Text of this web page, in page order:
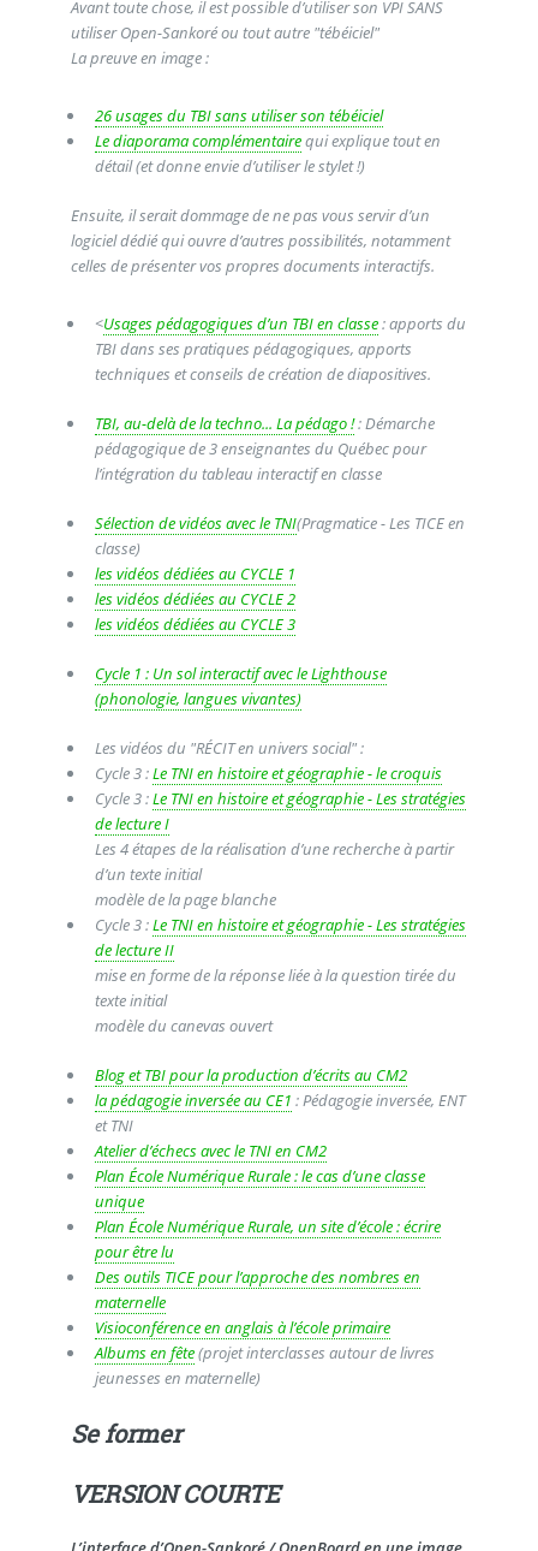
Avant toute chose, il est possible d’utiliser son VPI SANS
utiliser Open-Sankoré ou tout autre "tébéiciel"
La preuve en image :
26 usages du TBI sans utiliser son tébéiciel
Le diaporama complémentairequi explique tout en
détail (et donne envie d’utiliser le stylet !)
Ensuite, il serait dommage de ne pas vous servir d’un
logiciel dédié qui ouvre d’autres possibilités, notamment
celles de présenter vos propres documents interactifs.
<Usages pédagogiques d’un TBI en classe: apports du
TBI dans ses pratiques pédagogiques, apports
techniques et conseils de création de diapositives.
TBI, au-delà de la techno... La pédago !: Démarche
pédagogique de 3 enseignantes du Québec pour
l’intégration du tableau interactif en classe
Sélection de vidéos avec le TNI(Pragmatice - Les TICE en
classe)
les vidéos dédiées au CYCLE 1
les vidéos dédiées au CYCLE 2
les vidéos dédiées au CYCLE 3
Cycle 1 : Un sol interactif avec le Lighthouse
(phonologie, langues vivantes)
Les vidéos du "RÉCIT en univers social" :
Cycle 3 :Le TNI en histoire et géographie - le croquis
Cycle 3 :Le TNI en histoire et géographie - Les stratégies
de lecture I
Les 4 étapes de la réalisation d’une recherche à partir
d’un texte initial
modèle de la page blanche
Cycle 3 :Le TNI en histoire et géographie - Les stratégies
de lecture II
mise en forme de la réponse liée à la question tirée du
texte initial
modèle du canevas ouvert
Blog et TBI pour la production d’écrits au CM2
la pédagogie inversée au CE1 : Pédagogie inversée, ENT
et TNI
Atelier d’échecs avec le TNI en CM2
Plan École Numérique Rurale : le cas d’une classe
unique
Plan École Numérique Rurale, un site d’école : écrire
pour être lu
Des outils TICE pour l’approche des nombres en
maternelle
Visioconférence en anglais à l’école primaire
Albums en fête(projet interclasses autour de livres
jeunesses en maternelle)
Se former
VERSION COURTE